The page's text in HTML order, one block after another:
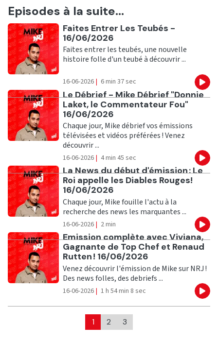
Episodes à la suite...
Ecouter
Faites Entrer Les Teubés -
16/06/2026
Faites entrer les teubés, une nouvelle
histoire folle d'un teubé à découvrir ...
16-06-2026 | 6 min 37 sec
Ecouter
Le Débrief - Mike Débrief "Donnie
Laket, le Commentateur Fou"
16/06/2026
Chaque jour, Mike débrief vos émissions
télévisées et vidéos préférées ! Venez
découvrir ...
16-06-2026 | 4 min 45 sec
Ecouter
La News du début d'émission : Le
Roi appelle les Diables Rouges!
16/06/2026
Chaque jour, Mike fouille l'actu à la
recherche des news les marquantes ...
16-06-2026 | 2 min
Ecouter
Emission complète avec Viviana,
Gagnante de Top Chef et Renaud
Rutten ! 16/06/2026
Venez découvrir l'émission de Mike sur NRJ !
Des news folles, des debriefs ...
16-06-2026 | 1 h 54 min 8 sec
1 2 3